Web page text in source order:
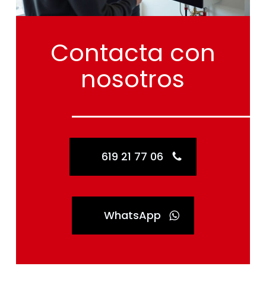
Contacta con
nosotros
619 21 77 06
WhatsApp